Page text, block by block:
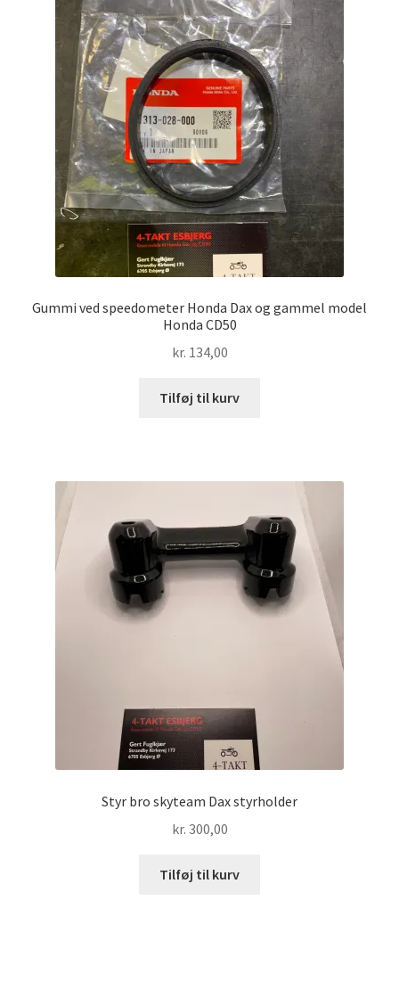
Gummi ved speedometer Honda Dax og gammel model
Honda CD50
kr. 134,00
Tilføj til kurv
Styr bro skyteam Dax styrholder
kr. 300,00
Tilføj til kurv